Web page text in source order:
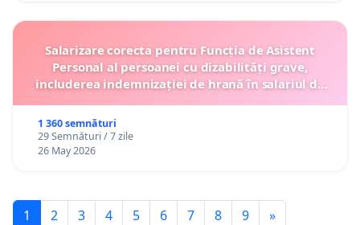
Salarizare corecta pentru Funcția de Asistent
Personal al persoanei cu dizabilități grave,
includerea indemnizației de hrană în salariul de
1 360 semnături
29 Semnături / 7 zile
26 May 2026
1 2 3 4 5 6 7 8 9 »